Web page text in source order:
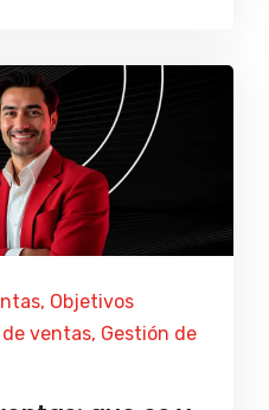
Objetivos
ventas, Gestión de